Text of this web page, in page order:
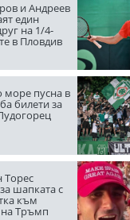
и Андреев
един
на 1/4-
в Пловдив
море пусна в
билети за
Торес
шапката с
към
Тръмп